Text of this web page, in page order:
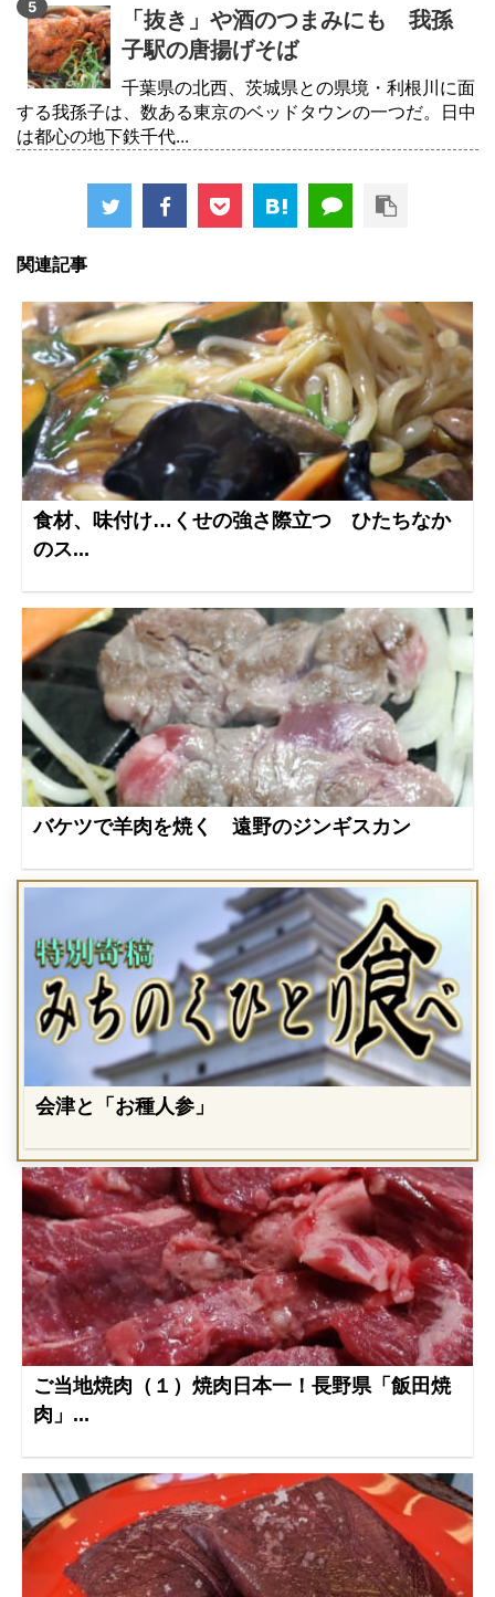
「抜き」や酒のつまみにも 我孫
子駅の唐揚げそば
千葉県の北西、茨城県との県境・利根川に面
する我孫子は、数ある東京のベッドタウンの一つだ。日中
は都心の地下鉄千代...
関連記事
食材、味付け…くせの強さ際立つ ひたちなか
のス...
バケツで羊肉を焼く 遠野のジンギスカン
会津と「お種人参」
ご当地焼肉（１）焼肉日本一！長野県「飯田焼
肉」...